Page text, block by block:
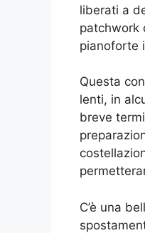
liberati a
patchwork
pianoforte
Questa
lenti, in
breve
C’è una